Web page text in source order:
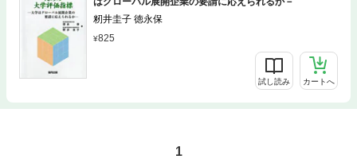
籾井圭子 徳永保
825
試し読み カートへ
1